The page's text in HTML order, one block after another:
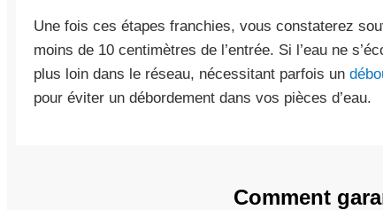
Une fois ces étapes franchies, vous constaterez
moins de 10 centimètres de l’entrée. Si l’eau ne
plus loin dans le réseau, nécessitant parfois un
pour éviter un débordement dans vos pièces d’eau.
Comment